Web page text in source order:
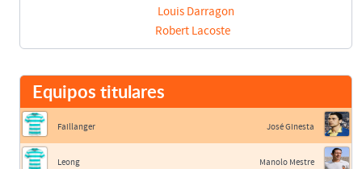
Louis Darragon
Robert Lacoste
Equipos titulares
Faillanger
Leong
José Ginesta
Manolo Mestre